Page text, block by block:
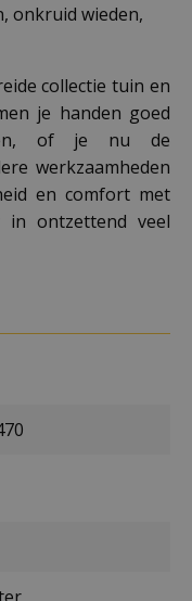
onkruid wieden,
collectie tuin en
je handen goed
of je nu de
werkzaamheden
en comfort met
ontzettend veel